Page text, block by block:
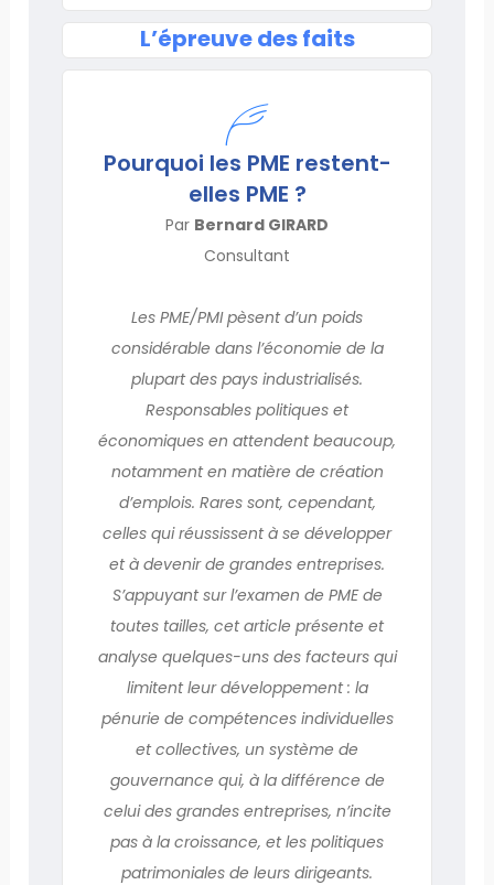
L’épreuve des faits
Pourquoi les PME restent-
elles PME ?
Par Bernard GIRARD
Consultant
Les PME/PMI pèsent d’un poids
considérable dans l’économie de la
plupart des pays industrialisés.
Responsables politiques et
économiques en attendent beaucoup,
notamment en matière de création
d’emplois. Rares sont, cependant,
celles qui réussissent à se développer
et à devenir de grandes entreprises.
S’appuyant sur l’examen de PME de
toutes tailles, cet article présente et
analyse quelques-uns des facteurs qui
limitent leur développement : la
pénurie de compétences individuelles
et collectives, un système de
gouvernance qui, à la différence de
celui des grandes entreprises, n’incite
pas à la croissance, et les politiques
patrimoniales de leurs dirigeants.